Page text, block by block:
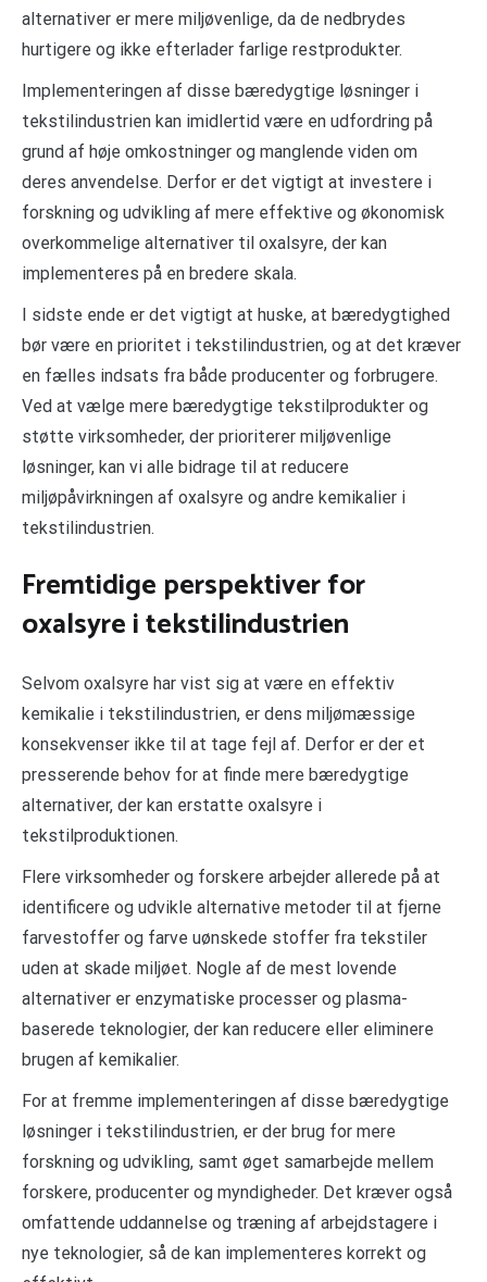
alternativer er mere miljøvenlige, da de nedbrydes
hurtigere og ikke efterlader farlige restprodukter.
Implementeringen af ​​disse bæredygtige løsninger i
tekstilindustrien kan imidlertid være en udfordring på
grund af høje omkostninger og manglende viden om
deres anvendelse. Derfor er det vigtigt at investere i
forskning og udvikling af mere effektive og økonomisk
overkommelige alternativer til oxalsyre, der kan
implementeres på en bredere skala.
I sidste ende er det vigtigt at huske, at bæredygtighed
bør være en prioritet i tekstilindustrien, og at det kræver
en fælles indsats fra både producenter og forbrugere.
Ved at vælge mere bæredygtige tekstilprodukter og
støtte virksomheder, der prioriterer miljøvenlige
løsninger, kan vi alle bidrage til at reducere
miljøpåvirkningen af ​​oxalsyre og andre kemikalier i
tekstilindustrien.
Fremtidige perspektiver for
oxalsyre i tekstilindustrien
Selvom oxalsyre har vist sig at være en effektiv
kemikalie i tekstilindustrien, er dens miljømæssige
konsekvenser ikke til at tage fejl af. Derfor er der et
presserende behov for at finde mere bæredygtige
alternativer, der kan erstatte oxalsyre i
tekstilproduktionen.
Flere virksomheder og forskere arbejder allerede på at
identificere og udvikle alternative metoder til at fjerne
farvestoffer og farve uønskede stoffer fra tekstiler
uden at skade miljøet. Nogle af de mest lovende
alternativer er enzymatiske processer og plasma-
baserede teknologier, der kan reducere eller eliminere
brugen af kemikalier.
For at fremme implementeringen af ​​disse bæredygtige
løsninger i tekstilindustrien, er der brug for mere
forskning og udvikling, samt øget samarbejde mellem
forskere, producenter og myndigheder. Det kræver også
omfattende uddannelse og træning af arbejdstagere i
nye teknologier, så de kan implementeres korrekt og